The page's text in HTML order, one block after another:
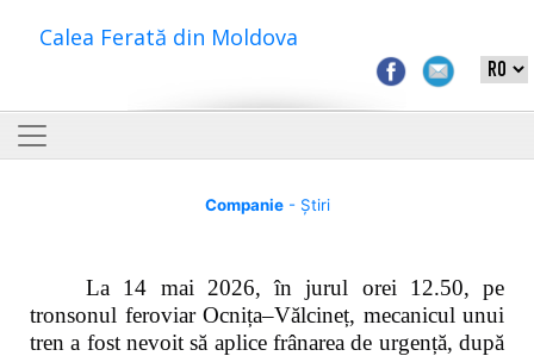
Calea Ferată din Moldova
Companie- Știri
La 14 mai 2026, în jurul orei 12.50, pe
tronsonul feroviar Ocnița–Vălcineț, mecanicul unui
tren a fost nevoit să aplice frânarea de urgență, după